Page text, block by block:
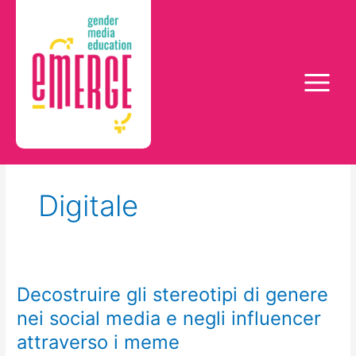
contenuto
Digitale
Decostruire gli stereotipi di genere
nei social media e negli influencer
attraverso i meme
Decostruire
stereotipi
di